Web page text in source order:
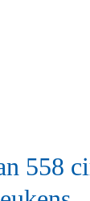
558